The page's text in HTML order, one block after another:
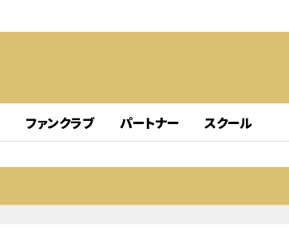
ファンクラブ パートナー スクール